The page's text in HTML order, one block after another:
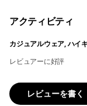
アクティビティ
カジュアルウェア, ハイ
レビュアーに好評
レビューを書く